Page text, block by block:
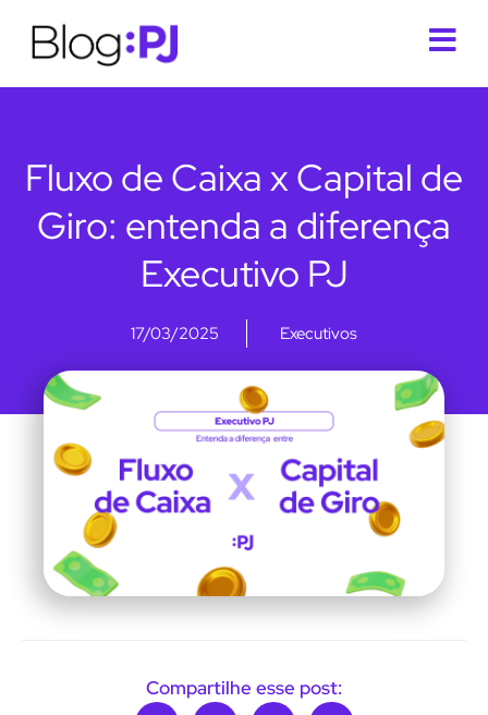
Fluxo de Caixa x Capital de
Giro: entenda a diferença
Executivo PJ
17/03/2025 Executivos
Compartilhe esse post: